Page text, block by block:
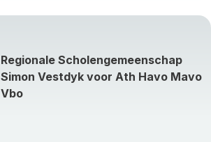
Regionale Scholengemeenschap
Simon Vestdyk voor Ath Havo Mavo
Vbo